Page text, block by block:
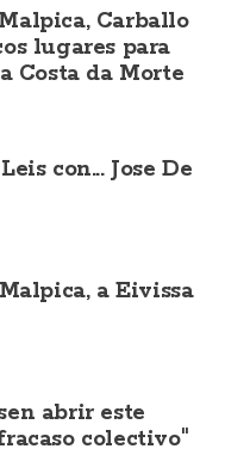
Carballo
lugares para
Costa da Morte
con... Jose De
a Eivissa
abrir este
colectivo"